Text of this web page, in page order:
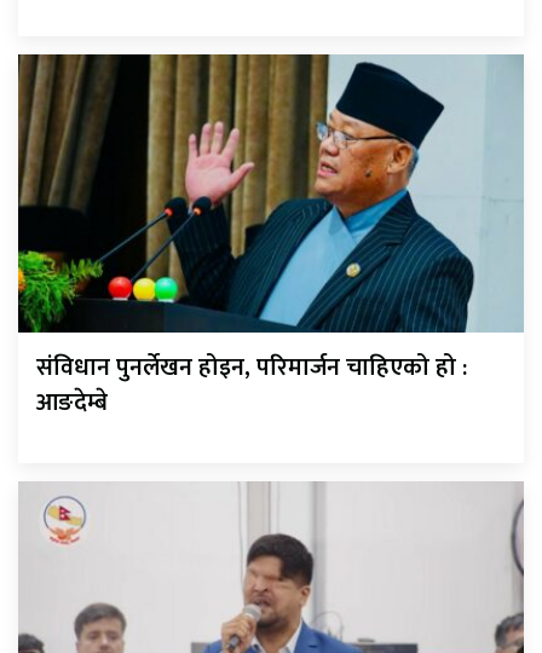
संविधान पुनर्लेखन होइन, परिमार्जन चाहिएको हो :
आङदेम्बे